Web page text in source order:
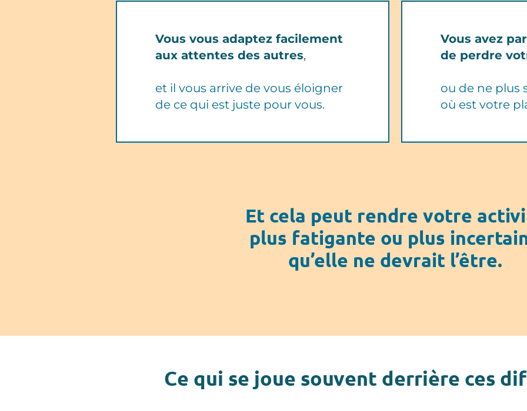
Vous vous adaptez facilement
aux attentes des autres,
et il vous arrive de vous éloigner
de ce qui est juste pour vous.
Vous avez
de perdre
ou de ne plus
où est votre
Et cela peut rendre votre
plus fatigante ou plus
qu’elle ne devrait l’être.
Ce qui se joue souvent derrière ces